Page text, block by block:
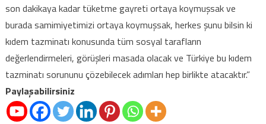
son dakikaya kadar tüketme gayreti ortaya koymuşsak ve
burada samimiyetimizi ortaya koymuşsak, herkes şunu bilsin ki
kıdem tazminatı konusunda tüm sosyal tarafların
değerlendirmeleri, görüşleri masada olacak ve Türkiye bu kıdem
tazminatı sorununu çözebilecek adımları hep birlikte atacaktır.”
Paylaşabilirsiniz